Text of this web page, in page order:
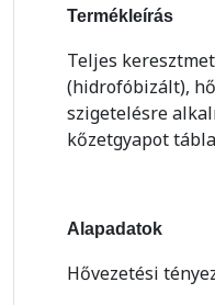
Termékleírás
Teljes
(hidrofóbizált),
szigetelésre
kőzetgyapot
Alapadatok
Hővezetési